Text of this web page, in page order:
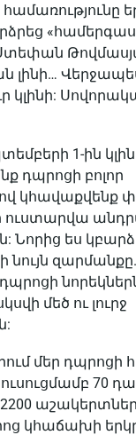
լինի…
կլինի:
1-ին
դպրոցի բոլոր
կհավաքվենք
ուստարվա
Նորից ես
զարմանքը.
մեծ ու լուրջ
մեր դպրոցի
ուսուցմամբ 70
կհաճախի